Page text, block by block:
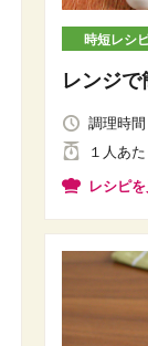
時短レシ
レンジで
調理時間
１人 あた
レシピ